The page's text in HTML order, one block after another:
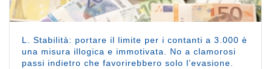
L. Stabilità: portare il limite per i contanti a 3.000 è
una misura illogica e immotivata. No a clamorosi
passi indietro che favorirebbero solo l’evasione.